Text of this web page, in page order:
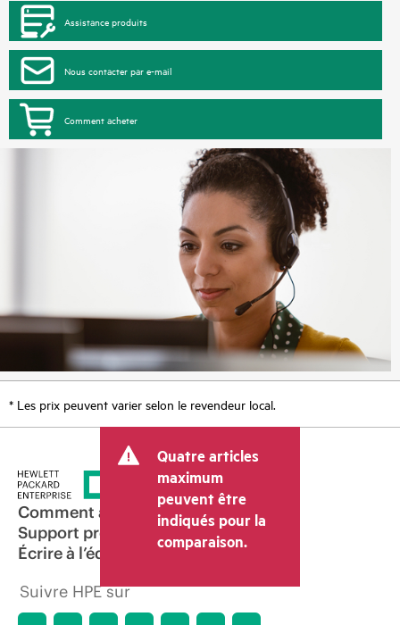
Assistance produits
Nous contacter par e-mail
Comment acheter
* Les prix peuvent varier selon le revendeur local.
Quatre articles
maximum
peuvent être
indiqués pour la
comparaison.
Comment acheter
Support produit
Écrire à l’équipe commerciale
Suivre HPE sur